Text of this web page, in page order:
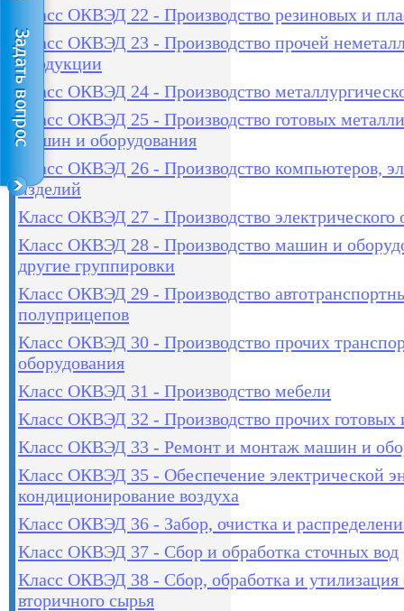
Класс ОКВЭД 22 - Производство резиновых и
Класс ОКВЭД 23 - Производство прочей
продукции
Класс ОКВЭД 24 - Производство
Класс ОКВЭД 25 - Производство готовых
машин и оборудования
Класс ОКВЭД 26 - Производство компьютеров,
изделий
Класс ОКВЭД 27 - Производство электрического
Класс ОКВЭД 28 - Производство машин и
другие группировки
Класс ОКВЭД 29 - Производство
полуприцепов
Класс ОКВЭД 30 - Производство прочих
оборудования
Класс ОКВЭД 31 - Производство мебели
Класс ОКВЭД 32 - Производство прочих готовых
Класс ОКВЭД 33 - Ремонт и монтаж машин и
Класс ОКВЭД 35 - Обеспечение электрической
кондиционирование воздуха
Класс ОКВЭД 36 - Забор, очистка и
Класс ОКВЭД 37 - Сбор и обработка сточных вод
Класс ОКВЭД 38 - Сбор, обработка и утилизация
вторичного сырья